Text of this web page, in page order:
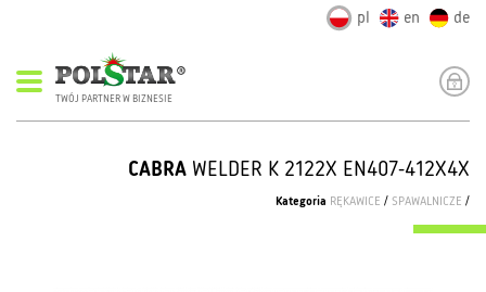
pl en de
TWÓJ PARTNER W BIZNESIE
CABRA WELDER K 2122X EN407-412X4X
Kategoria RĘKAWICE / SPAWALNICZE /